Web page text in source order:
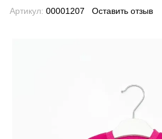
Артикул: 00001207 Оставить отзыв